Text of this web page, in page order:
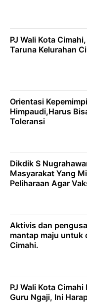
PJ Wali Kota
Taruna Kelurahan
Orientasi
Himpaudi,Harus
Toleransi
Dikdik S
Masyarakat Yang
Peliharaan Agar
Aktivis dan
mantap maju untuk
Cimahi.
PJ Wali Kota
Guru Ngaji, Ini